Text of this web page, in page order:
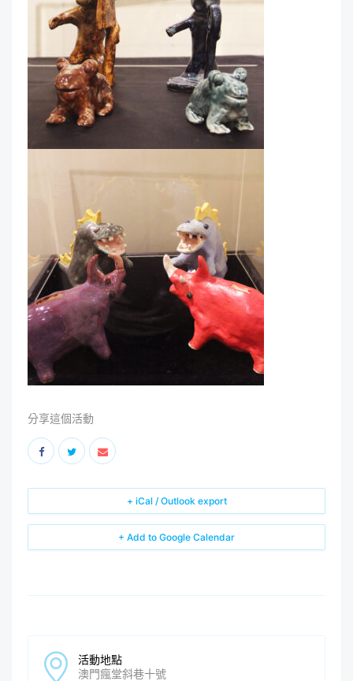
分享這個活動
+ Add to Google Calendar
+ iCal / Outlook export
活動地點
澳門瘋堂斜巷十號